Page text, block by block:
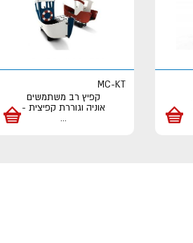
MC-KT
קפיץ רב משתמשים
אוניה וגוררת קפיצית -